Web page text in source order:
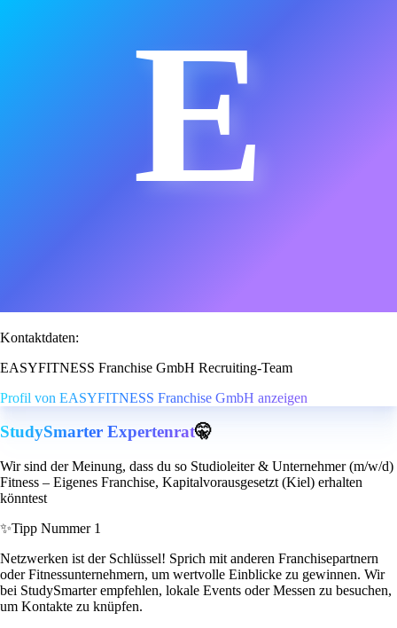
E
Kontaktdaten:
EASYFITNESS Franchise GmbH Recruiting-Team
Profil von EASYFITNESS Franchise GmbH anzeigen
StudySmarter Expertenrat🤫
Wir sind der Meinung, dass du so Studioleiter & Unternehmer (m/w/d)
Fitness – Eigenes Franchise, Kapitalvorausgesetzt (Kiel) erhalten
könntest
✨Tipp Nummer 1
Netzwerken ist der Schlüssel! Sprich mit anderen Franchisepartnern
oder Fitnessunternehmern, um wertvolle Einblicke zu gewinnen. Wir
bei StudySmarter empfehlen, lokale Events oder Messen zu besuchen,
um Kontakte zu knüpfen.